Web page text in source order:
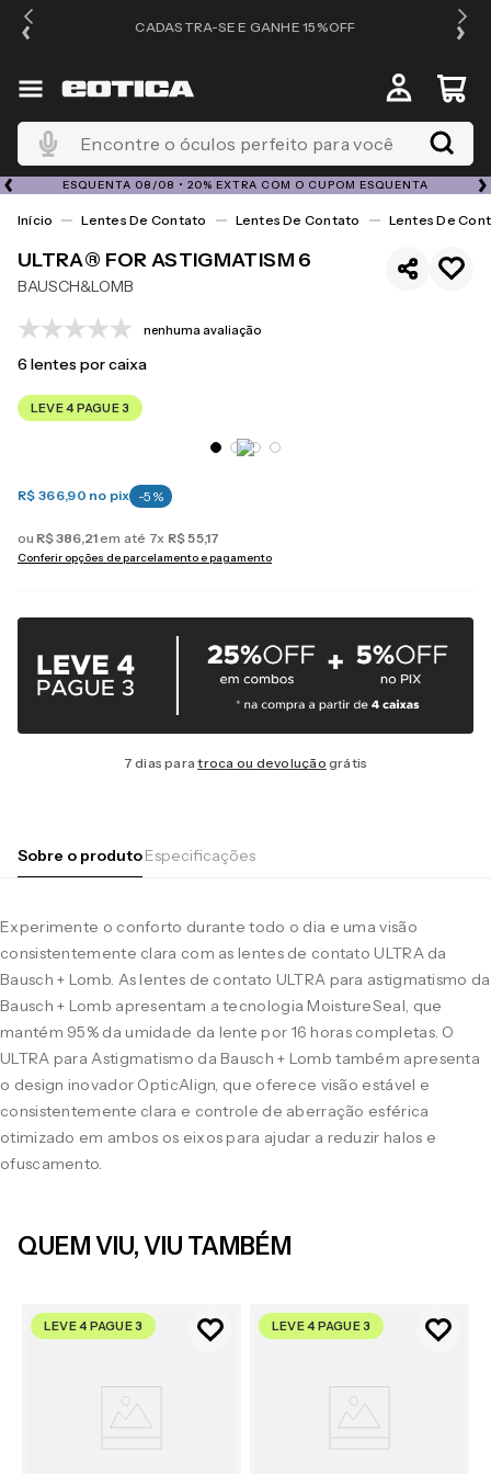
CADASTRA-SE E GANHE 15%OFF
Encontre o óculos perfeito para você
ESQUENTA 08/08 • 20% EXTRA COM O CUPOM ESQUENTA
Lentes De Contato Lentes De Contato Lentes De
ULTRA® FOR ASTIGMATISM 6
BAUSCH&LOMB
nenhuma avaliação
6 lentes por caixa
LEVE 4 PAGUE 3
R$ 366,90 no pix -5 %
ou R$386,21 em até 7x R$55,17
Conferir opções de parcelamento e pagamento
7 dias paratroca ou devolução grátis
Sobre o produtoEspecificações
Experimente o conforto durante todo o dia e uma visão
consistentemente clara com as lentes de contato ULTRA da
Bausch + Lomb. As lentes de contato ULTRA para astigmatismo da
Bausch + Lomb apresentam a tecnologia MoistureSeal, que
mantém 95% da umidade da lente por 16 horas completas. O
ULTRA para Astigmatismo da Bausch + Lomb também apresenta
o design inovador OpticAlign, que oferece visão estável e
consistentemente clara e controle de aberração esférica
otimizado em ambos os eixos para ajudar a reduzir halos e
ofuscamento.
QUEM VIU, VIU TAMBÉM
LEVE 4 PAGUE 3 LEVE 4 PAGUE 3